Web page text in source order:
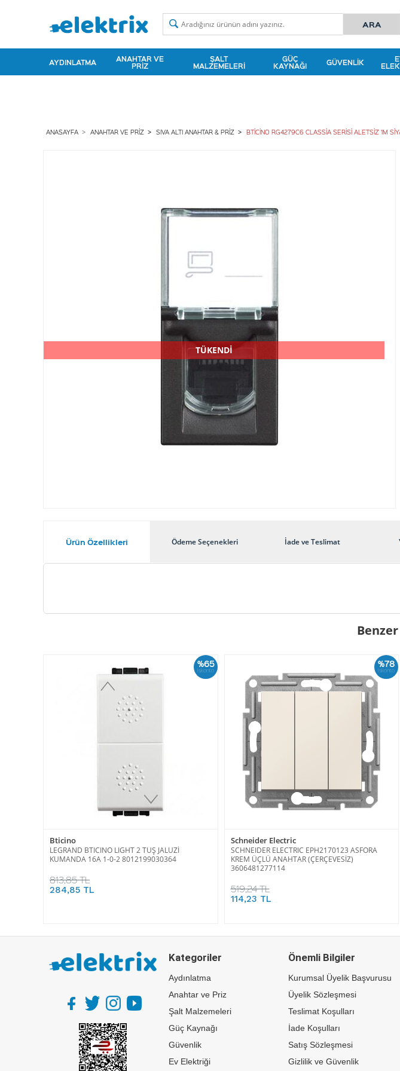
AYDINLATMA ANAHTAR VE
PRIZ
ŞALT
MALZEMELERI
GÜÇ
KAYNAĞI GÜVENLIK
ANASAYFA ANAHTAR VE PRIZ SIVA ALTI ANAHTAR & PRIZ BTİCİNO RG4279C6 CLASSİA SERİSİ ALETSİZ 1M
TÜKENDİ
Ürün Özellikleri Ödeme Seçenekleri İade ve Teslimat
%65
İskonto
Bticino
LEGRAND BTICINO LIGHT 2 TUŞ JALUZİ
KUMANDA 16A 1-0-2 8012199030364
813,85 TL
284,85 TL
%78
İskonto
Schneider Electric
SCHNEIDER ELECTRIC EPH2170123 ASFORA
KREM ÜÇLÜ ANAHTAR (ÇERÇEVESİZ)
3606481277114
519,24 TL
114,23 TL
Kategoriler
Aydınlatma
Anahtar ve Priz
Şalt Malzemeleri
Güç Kaynağı
Güvenlik
Ev Elektriği
Önemli Bilgiler
Kurumsal Üyelik Başvurusu
Üyelik Sözleşmesi
Teslimat Koşulları
İade Koşulları
Satış Sözleşmesi
Gizlilik ve Güvenlik